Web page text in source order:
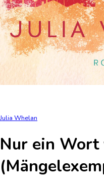
Julia Whelan
Nur ein Wort